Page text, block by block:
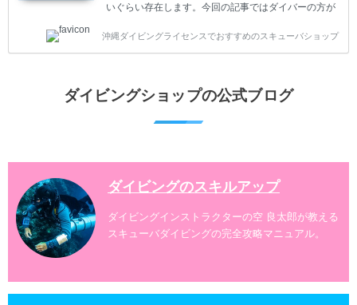
いぐらい存在します。今回の記事ではダイバーの方が
グスポットを紹介します。 当スクールは、沖縄本島で
は北谷町、嘉手納町、読谷村、恩納村、名護市、本部
案内しております。 ダイビングライセンスをお持ちの
沖縄ダイビングライセンスでおすすめのスキューバショップ
ダイビングショップの公式ブログ
ダイビングのスキルアップ
ダイビングインストラクターの空 良太郎が教える
スキューバダイビングの完全攻略マニュアル。